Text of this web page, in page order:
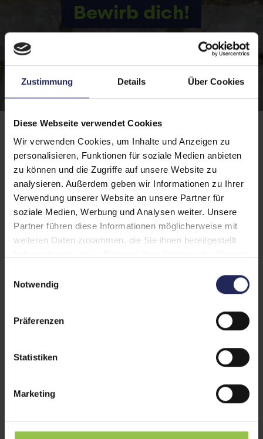
Zustimmung Details Über Cookies
Diese Webseite verwendet Cookies
Wir verwenden Cookies, um Inhalte und Anzeigen zu
personalisieren, Funktionen für soziale Medien anbieten
zu können und die Zugriffe auf unsere Website zu
analysieren. Außerdem geben wir Informationen zu Ihrer
Verwendung unserer Website an unsere Partner für
soziale Medien, Werbung und Analysen weiter. Unsere
Partner führen diese Informationen möglicherweise mit
weiteren Daten zusammen, die Sie ihnen bereitgestellt
Notwendig
Präferenzen
Statistiken
Marketing
Bewirb dich!
Wir freuen uns auf dich
Komm’ an Bord
Das Erfolgsgeheimnis unserer rasanten
Entwicklung ist unser Team! Uns ist es
wichtig, dir und dem gesamten Team ein
Umfeld zu schaffen, in dem du:
freust
dich persönlich und fachlich weiterentwickeln
kannst
Spaß an deiner Arbeit und mit Kollegen hast